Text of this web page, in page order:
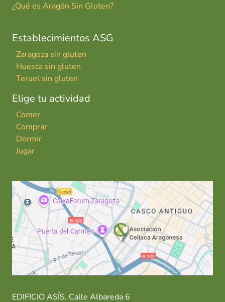
¿Qué es Aragón Sin Gluten?
Establecimientos ASG
Zaragoza sin gluten
Huesca sin gluten
Teruel sin gluten
Elige tu actividad
Comer
Comprar
Dormir
Jugar
EDIFICIO ASÍS. Calle Albareda 6